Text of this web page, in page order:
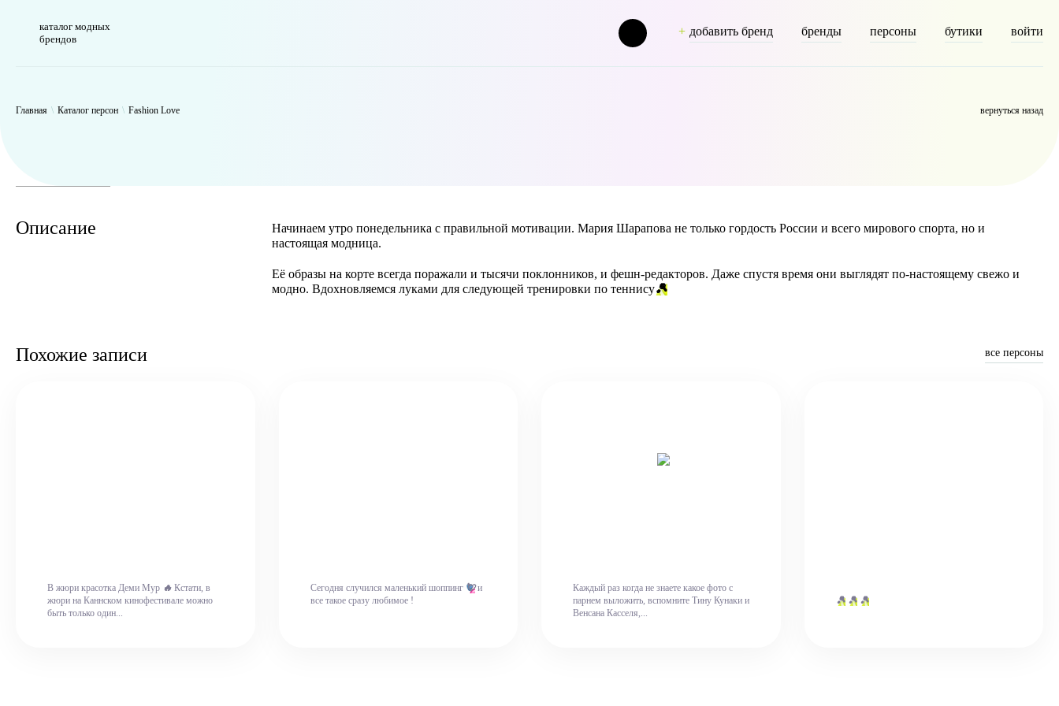
каталог модных
брендов
добавить бренд бренды персоны бутики войти
Главная \ Каталог персон \ Fashion Love вернуться назад
Описание
Начинаем утро понедельника с правильной мотивации. Мария Шарапова не только гордость России и всего мирового спорта, но и
настоящая модница.
Её образы на корте всегда поражали и тысячи поклонников, и фешн-редакторов. Даже спустя время они выглядят по-настоящему свежо и
модно. Вдохновляемся луками для следующей тренировки по теннису🎾
Похожие записи все персоны
В жюри красотка Деми Мур 🔥 Кстати, в
жюри на Каннском кинофестивале можно
быть только один...
Сегодня случился маленький шоппинг 💘и
все такое сразу любимое !
Каждый раз когда не знаете какое фото с
парнем выложить, вспомните Тину Кунаки и
Венсана Касселя,...
🎾 🎾 🎾